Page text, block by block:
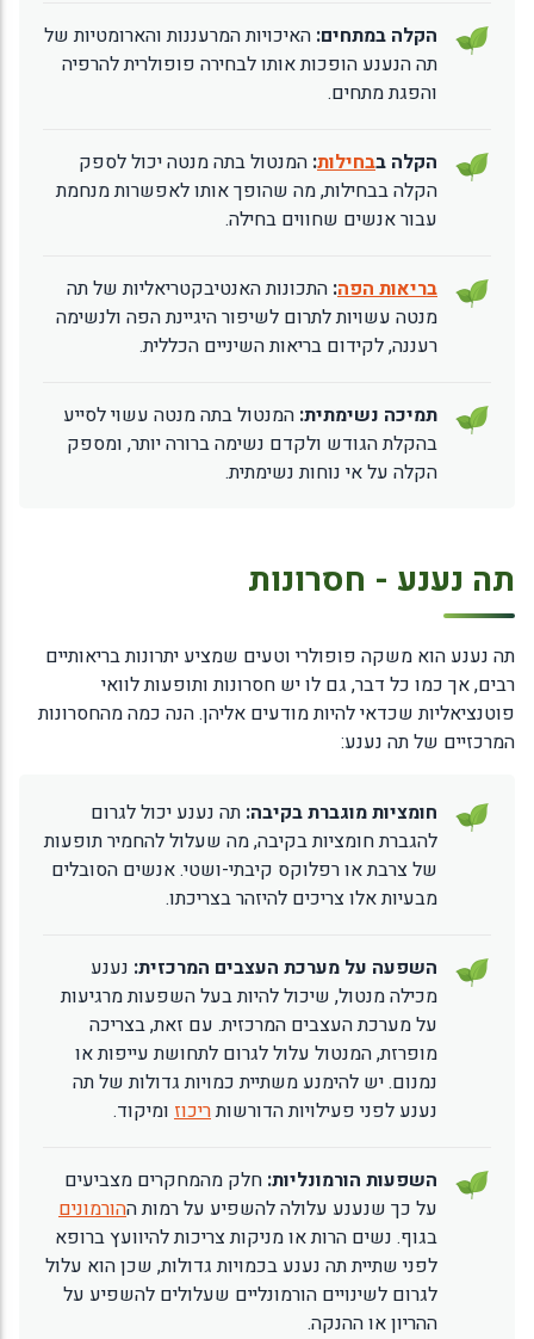
הקלה במתחים: האיכויות המרעננות והארומטיות של
תה הנענע הופכות אותו לבחירה פופולרית להרפיה
והפגת מתחים.
הקלה בבחילות: המנטול בתה מנטה יכול לספק
הקלה בבחילות, מה שהופך אותו לאפשרות מנחמת
עבור אנשים שחווים בחילה.
בריאות הפה: התכונות האנטיבקטריאליות של תה
מנטה עשויות לתרום לשיפור היגיינת הפה ולנשימה
רעננה, לקידום בריאות השיניים הכללית.
תמיכה נשימתית: המנטול בתה מנטה עשוי לסייע
בהקלת הגודש ולקדם נשימה ברורה יותר, ומספק
הקלה על אי נוחות נשימתית.
תה נענע - חסרונות
תה נענע הוא משקה פופולרי וטעים שמציע יתרונות בריאותיים
רבים, אך כמו כל דבר, גם לו יש חסרונות ותופעות לוואי
פוטנציאליות שכדאי להיות מודעים אליהן. הנה כמה מהחסרונות
המרכזיים של תה נענע:
חומציות מוגברת בקיבה: תה נענע יכול לגרום
להגברת חומציות בקיבה, מה שעלול להחמיר תופעות
של צרבת או רפלוקס קיבתי-ושטי. אנשים הסובלים
מבעיות אלו צריכים להיזהר בצריכתו.
השפעה על מערכת העצבים המרכזית: נענע
מכילה מנטול, שיכול להיות בעל השפעות מרגיעות
על מערכת העצבים המרכזית. עם זאת, בצריכה
מופרזת, המנטול עלול לגרום לתחושת עייפות או
נמנום. יש להימנע משתיית כמויות גדולות של תה
נענע לפני פעילויות הדורשותריכוז ומיקוד.
השפעות הורמונליות: חלק מהמחקרים מצביעים
על כך שנענע עלולה להשפיע על רמות ההורמונים
בגוף. נשים הרות או מניקות צריכות להיוועץ ברופא
לפני שתיית תה נענע בכמויות גדולות, שכן הוא עלול
לגרום לשינויים הורמונליים שעלולים להשפיע על
ההריון או ההנקה.